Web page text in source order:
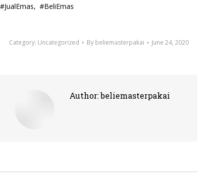
#JualEmas, #BeliEmas
Category: Uncategorized By beliemasterpakai June 24, 2020
Author:beliemasterpakai